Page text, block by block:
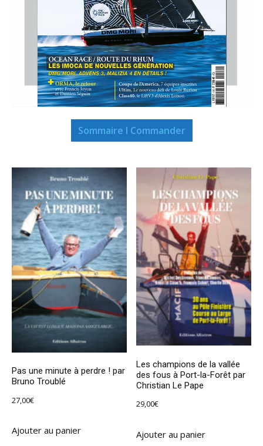
Sommaire I Commander
Pas une minute à perdre ! par
Bruno Troublé
27,00€
Ajouter au panier
Les champions de la vallée
des fous à Port-la-Forêt par
Christian Le Pape
29,00€
Ajouter au panier